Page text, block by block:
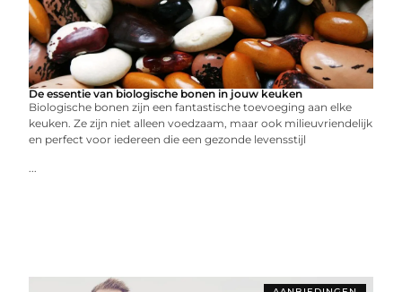
De essentie van biologische bonen in jouw keuken
Biologische bonen zijn een fantastische toevoeging aan elke
keuken. Ze zijn niet alleen voedzaam, maar ook milieuvriendelijk
en perfect voor iedereen die een gezonde levensstijl
...